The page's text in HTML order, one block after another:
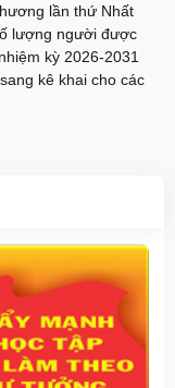
lần thứ Nhất
lượng người được
kỳ 2026-2031
kê khai cho các